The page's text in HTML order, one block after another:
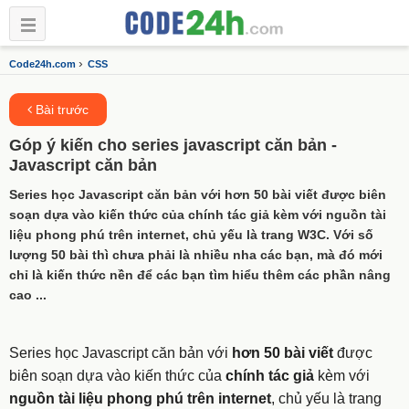
Code24h.com › CSS
Bài trước
Góp ý kiến cho series javascript căn bản -
Javascript căn bản
Series học Javascript căn bản với hơn 50 bài viết được biên
soạn dựa vào kiến thức của chính tác giả kèm với nguồn tài
liệu phong phú trên internet, chủ yếu là trang W3C. Với số
lượng 50 bài thì chưa phải là nhiều nha các bạn, mà đó mới
chỉ là kiến thức nền để các bạn tìm hiểu thêm các phần nâng
cao ...
Series học Javascript căn bản với hơn 50 bài viết được
biên soạn dựa vào kiến thức của chính tác giả kèm với
nguồn tài liệu phong phú trên internet, chủ yếu là trang